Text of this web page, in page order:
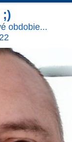
;)
obdobie...